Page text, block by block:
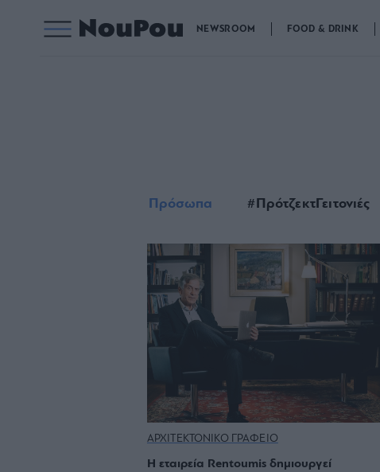
NEWSROOM FOOD & DRINK
Πρόσωπα #ΠρότζεκτΓειτονιές
ΑΡΧΙΤΕΚΤΟΝΙΚΟ ΓΡΑΦΕΙΟ
Η εταιρεία Rentoumis δημιουργεί